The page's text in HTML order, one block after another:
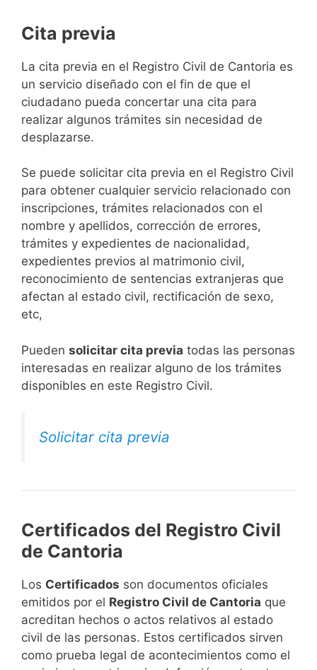
Cita previa
​​​​​​​​​​​​​​​​​​​​​​​​​​​​La cita previa en el Registro Civil de Cantoria es
un servicio diseñado con el fin de que el
ciudadano pueda concertar una cita para
realizar algunos trámites sin necesidad de
desplazarse.​
Se puede solicitar cita previa en el Registro Civil
para obtener cualquier servicio relacionado con
inscripciones, trámites relacionados con el
nombre y apellidos, corrección de errores,
trámites y expedientes de nacionalidad,
expedientes previos al matrimonio civil,
reconocimiento de sentencias extranjeras que
afectan al estado civil, rectificación de sexo,
etc,
​Pueden solicitar cita previa todas las personas
interesadas en realizar alguno de los trámites
disponibles en este Registro Civil.​
Solicitar cita previa
Certificados del Registro Civil
de Cantoria
Los Certificados son documentos oficiales
emitidos por el Registro Civil de Cantoria que
acreditan hechos o actos relativos al estado
civil de las personas. Estos certificados sirven
como prueba legal de acontecimientos como el